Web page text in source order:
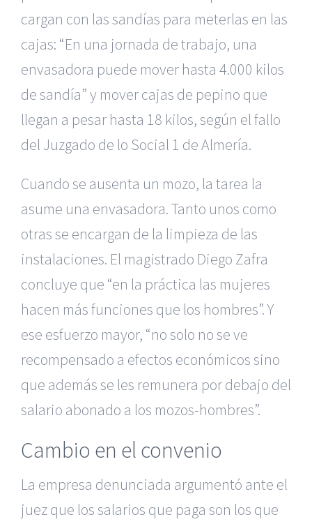
cargan con las sandías para meterlas en las
cajas: “En una jornada de trabajo, una
envasadora puede mover hasta 4.000 kilos
de sandía” y mover cajas de pepino que
llegan a pesar hasta 18 kilos, según el fallo
del Juzgado de lo Social 1 de Almería.
Cuando se ausenta un mozo, la tarea la
asume una envasadora. Tanto unos como
otras se encargan de la limpieza de las
instalaciones. El magistrado Diego Zafra
concluye que “en la práctica las mujeres
hacen más funciones que los hombres”. Y
ese esfuerzo mayor, “no solo no se ve
recompensado a efectos económicos sino
que además se les remunera por debajo del
salario abonado a los mozos-hombres”.
Cambio en el convenio
La empresa denunciada argumentó ante el
juez que los salarios que paga son los que